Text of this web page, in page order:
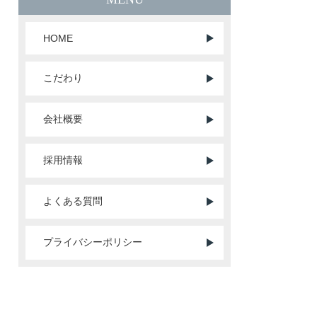
HOME
こだわり
会社概要
採用情報
よくある質問
プライバシーポリシー